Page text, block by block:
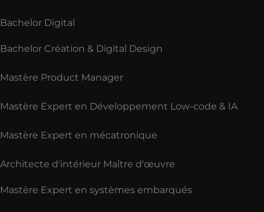
Bachelor Digital
Bachelor Création & Digital Design
Mastère Product Manager
Mastère Expert en Développement Low-code & IA
Mastère Expert en mécatronique
Architecte d'intérieur Maître d'œuvre
Mastère Expert en systèmes embarqués